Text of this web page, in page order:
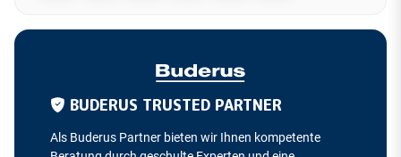
BUDERUS TRUSTED PARTNER
Als Buderus Partner bieten wir Ihnen kompetente